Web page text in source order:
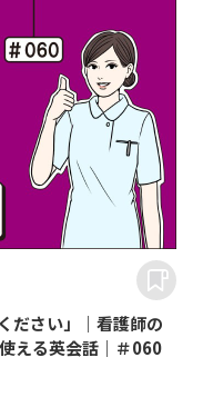
ださい」｜看護師の
える英会話｜＃060